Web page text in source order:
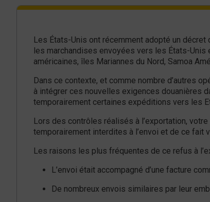
Les États-Unis ont récemment adopté un
les marchandises envoyées vers les États-
américaines, îles Mariannes du Nord, Samoa
Dans ce contexte, et comme nombre d’autres
à intégrer ces nouvelles exigences douanières
temporairement certaines expéditions vers les
Lors des contrôles réalisés à l’exportation,
temporairement interdites à l’envoi et de ce fait
Les raisons les plus fréquentes de ce refus à
L’envoi était accompagné d’une facture
De nombreux envois similaires par leur